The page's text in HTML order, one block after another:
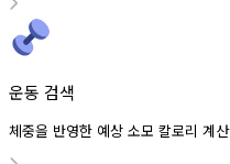
운동 검색
체중을 반영한 예상 소모 칼로리 계산